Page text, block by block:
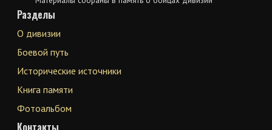
Разделы
О дивизии
Боевой путь
Исторические источники
Книга памяти
Фотоальбом
Контакты